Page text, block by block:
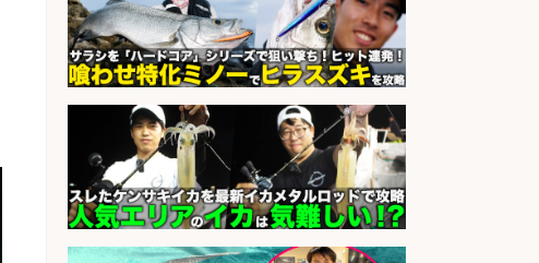
会社名
天草の魚と馬刺しの店 魚粋 天草
の魚と馬刺しの店 魚粋
sponsored by 求人ボックス
さらに求人情報を見る